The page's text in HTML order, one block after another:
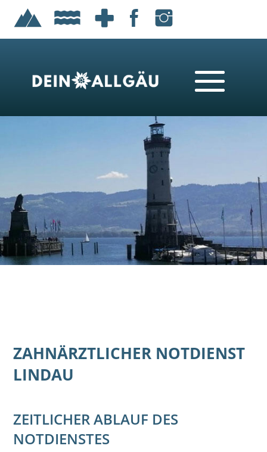
ZAHNÄRZTLICHER NOTDIENST
LINDAU
ZEITLICHER ABLAUF DES
NOTDIENSTES